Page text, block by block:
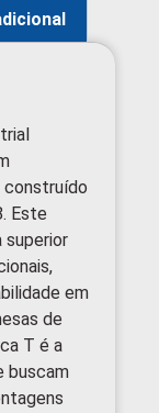
construído
Este
superior
em
de
T é a
buscam